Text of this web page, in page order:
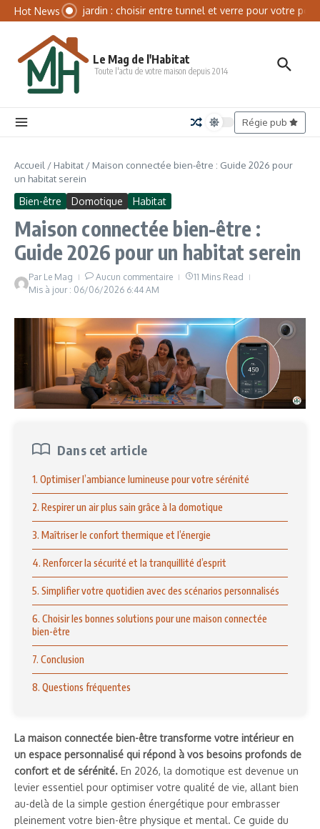
Aller au contenu
Hot News
Serre de jardin : choisir entre tunnel et verre pour votre
Le Mag de l'Habitat
Toute l'actu de votre maison depuis 2014
Régie pub
Accueil / Habitat / Maison connectée bien-être : Guide 2026 pour
un habitat serein
Bien-être Domotique Habitat
Maison connectée bien-être :
Guide 2026 pour un habitat serein
Par Le Mag Aucun commentaire
11 Mins Read
Mis à jour : 06/06/2026 6:44 AM
Dans cet article
1. Optimiser l’ambiance lumineuse pour votre sérénité
2. Respirer un air plus sain grâce à la domotique
3. Maîtriser le confort thermique et l’énergie
4. Renforcer la sécurité et la tranquillité d’esprit
5. Simplifier votre quotidien avec des scénarios personnalisés
6. Choisir les bonnes solutions pour une maison connectée
bien-être
7. Conclusion
8. Questions fréquentes
La maison connectée bien-être transforme votre intérieur en
un espace personnalisé qui répond à vos besoins profonds de
confort et de sérénité. En 2026, la domotique est devenue un
levier essentiel pour optimiser votre qualité de vie, allant bien
au-delà de la simple gestion énergétique pour embrasser
pleinement votre bien-être physique et mental. Ce guide du
Panneau de gestion des cookies